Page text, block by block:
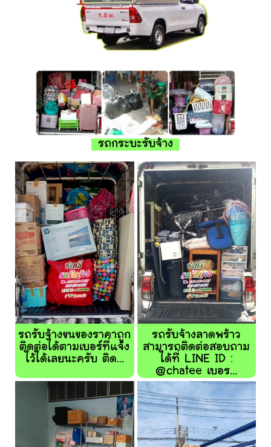
รถกระบะรับจ้าง
รถรับจ้างขนของราคาถูก
ติดต่อได้ตามเบอร์ที่แจ้ง
ไว้ได้เลยนะครับ ติด...
รถรับจ้างลาดพร้าว
สามารถติดต่อสอบถาม
ได้ที่ LINE ID :
@chatee เบอร...